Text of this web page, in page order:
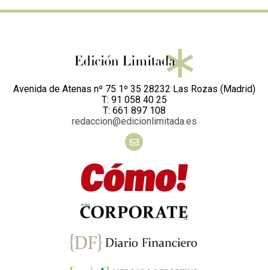
Avenida de Atenas nº 75 1º 35 28232 Las Rozas (Madrid)
T: 91 058 40 25
T: 661 897 108
redaccion@edicionlimitada.es